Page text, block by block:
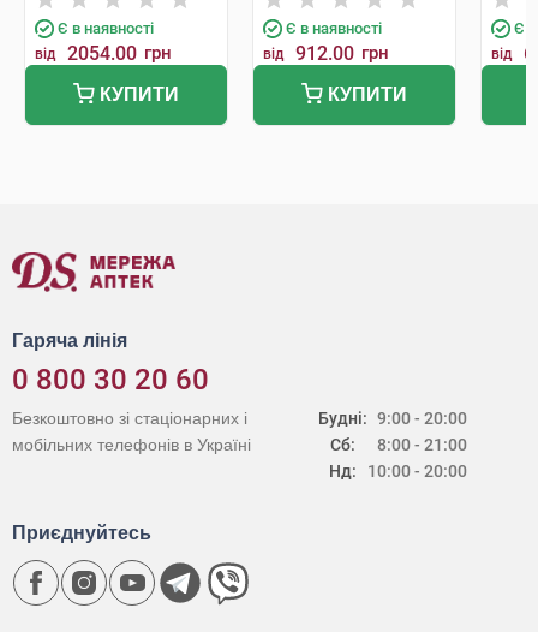
ампул
Є в наявності
від 2054.00 грн
КУПИТИ
мл 1 шт
Є в наявності
від 912.00 грн
КУПИТИ
мл 5
Є в
від
Гаряча лінія
0 800 30 20 60
Будні:
Сб:
Нд:
9:00 - 20:00
8:00 - 21:00
10:00 - 20:00
Безкоштовно зі стаціонарних і
мобільних телефонів в Україні
Приєднуйтесь